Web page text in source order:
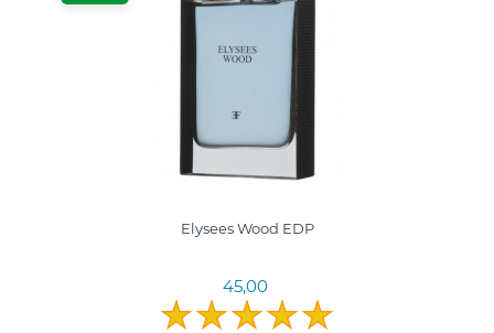
Elysees Wood EDP
45,00